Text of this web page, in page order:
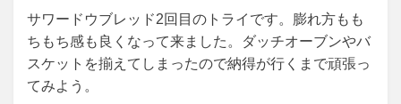
サワードウブレッド2回目のトライです。膨れ方もも
ちもち感も良くなって来ました。ダッチオーブンやバ
スケットを揃えてしまったので納得が行くまで頑張っ
てみよう。